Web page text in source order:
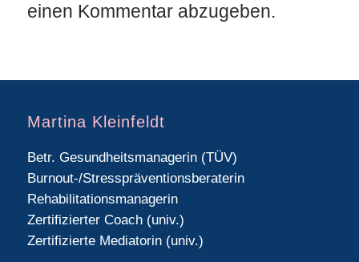
einen Kommentar abzugeben.
Martina Kleinfeldt
Betr. Gesundheitsmanagerin (TÜV)
Burnout-/Stresspräventionsberaterin
Rehabilitationsmanagerin
Zertifizierter Coach (univ.)
Zertifizierte Mediatorin (univ.)